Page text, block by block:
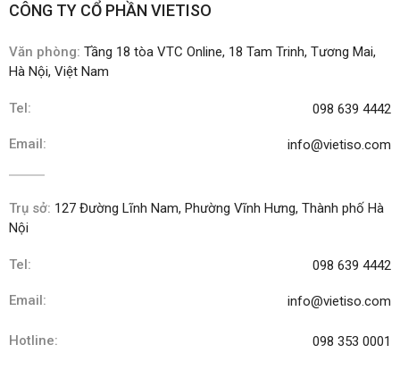
CÔNG TY CỔ PHẦN VIETISO
Văn phòng: Tầng 18 tòa VTC Online, 18 Tam Trinh, Tương Mai,
Hà Nội, Việt Nam
Tel: 098 639 4442
Email: info@vietiso.com
Trụ sở: 127 Đường Lĩnh Nam, Phường Vĩnh Hưng, Thành phố Hà
Nội
Tel: 098 639 4442
Email: info@vietiso.com
Hotline: 098 353 0001